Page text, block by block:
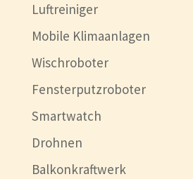
Luftreiniger
Mobile Klimaanlagen
Wischroboter
Fensterputzroboter
Smartwatch
Drohnen
Balkonkraftwerk